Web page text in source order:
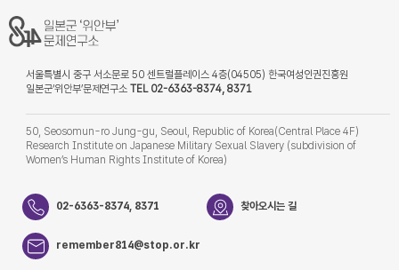
서울특별시 중구 서소문로 50 센트럴플레이스 4층(04505) 한국여성인권진흥원
일본군‘위안부’문제연구소 TEL 02-6363-8374, 8371
50, Seosomun-ro Jung-gu, Seoul, Republic of Korea(Central Place 4F)
Research Institute on Japanese Military Sexual Slavery (subdivision of
Women’s Human Rights Institute of Korea)
02-6363-8374, 8371 찾아오시는 길
remember814@stop.or.kr